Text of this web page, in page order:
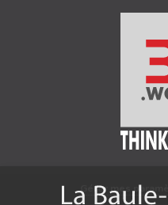
Gérer mes